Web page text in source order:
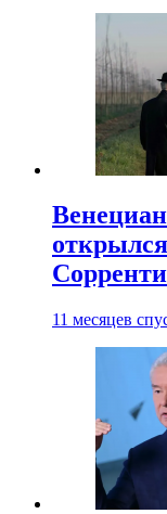
11 месяцев